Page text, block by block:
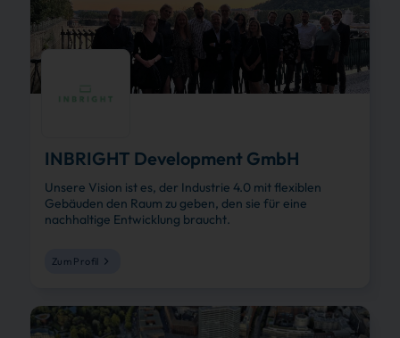
INBRIGHT Development GmbH
Unsere Vision ist es, der Industrie 4.0 mit flexiblen
Gebäuden den Raum zu geben, den sie für eine
nachhaltige Entwicklung braucht.
Zum Profil